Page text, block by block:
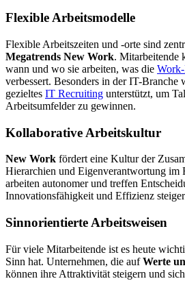
Flexible Arbeitsmodelle
Flexible Arbeitszeiten und ‑orte sind
Megatrends New Work. Mitarbeitende
wann und wo sie arbeiten, was die
verbessert. Besonders in der IT-Branche
gezieltes IT Recruiting unter­stützt, um
Arbeitsumfelder zu gewinnen.
Kollaborative Arbeitskultur
New Work fördert eine Kultur der
Hierarchien und Eigenverantwortung im
arbeiten autonomer und treffen
Innovationsfähigkeit und Effizienz
Sinnorientierte Arbeitsweisen
Für viele Mitarbeitende ist es heute
Sinn hat. Unternehmen, die aufWerte
können ihre Attraktivität steigern und